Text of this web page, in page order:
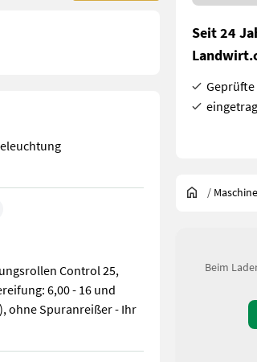
Control 25,
6,00 - 16 und
ohne Spuranreißer - Ihr
Control 25, Exaktstriegel 3000,
Seit 24
/
Beim